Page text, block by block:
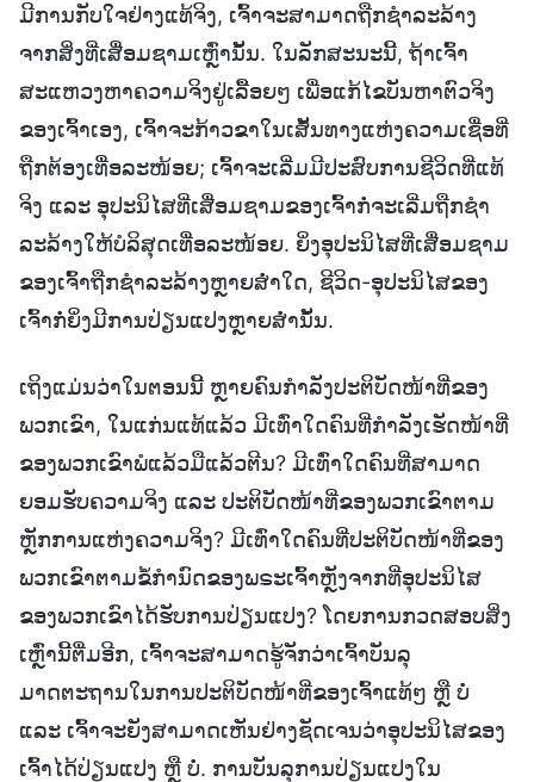
ມີການກັບໃຈຢ່າງແທ້ຈິງ, ເຈົ້າຈະສາມາດຖືກຊໍາລະລ້າງ
ຈາກສິ່ງທີ່ເສື່ອມຊາມເຫຼົ່ານັ້ນ. ໃນລັກສະນະນີ້, ຖ້າເຈົ້າ
ສະແຫວງຫາຄວາມຈິງຢູ່ເລື້ອຍໆ ເພື່ອແກ້ໄຂບັນຫາຕົວຈິງ
ຂອງເຈົ້າເອງ, ເຈົ້າຈະກ້າວຂາໃນເສັ້ນທາງແຫ່ງຄວາມເຊື່ອທີ່
ຖືກຕ້ອງເທື່ອລະໜ້ອຍ; ເຈົ້າຈະເລີ່ມມີປະສົບການຊີວິດທີ່ແທ້
ຈິງ ແລະ ອຸປະນິໄສທີ່ເສື່ອມຊາມຂອງເຈົ້າກໍ່ຈະເລີ່ມຖືກຊໍາ
ລະລ້າງໃຫ້ບໍລິສຸດເທື່ອລະໜ້ອຍ. ຍິ່ງອຸປະນິໄສທີ່ເສື່ອມຊາມ
ຂອງເຈົ້າຖືກຊໍາລະລ້າງຫຼາຍສໍ່າໃດ, ຊີວິດ-ອຸປະນິໄສຂອງ
ເຈົ້າກໍ່ຍິ່ງມີການປ່ຽນແປງຫຼາຍສໍ່ານັ້ນ.
ເຖິງແມ່ນວ່າໃນຕອນນີ້ ຫຼາຍຄົນກຳລັງປະຕິບັດໜ້າທີ່ຂອງ
ພວກເຂົາ, ໃນແກ່ນແທ້ແລ້ວ ມີເທົ່າໃດຄົນທີ່ກຳລັງເຮັດໜ້າທີ່
ຂອງພວກເຂົາພໍແລ້ວມືແລ້ວຕີນ? ມີເທົ່າໃດຄົນທີ່ສາມາດ
ຍອມຮັບຄວາມຈິງ ແລະ ປະຕິບັດໜ້າທີ່ຂອງພວກເຂົາຕາມ
ຫຼັກການແຫ່ງຄວາມຈິງ? ມີເທົ່າໃດຄົນທີ່ປະຕິບັດໜ້າທີ່ຂອງ
ພວກເຂົາຕາມຂໍ້ກຳນົດຂອງພຣະເຈົ້າຫຼັງຈາກທີ່ອຸປະນິໄສ
ຂອງພວກເຂົາໄດ້ຮັບການປ່ຽນແປງ? ໂດຍການກວດສອບສິ່ງ
ເຫຼົ່ານີ້ຕື່ມອີກ, ເຈົ້າຈະສາມາດຮູ້ຈັກວ່າເຈົ້າບັນລຸ
ມາດຕະຖານໃນການປະຕິບັດໜ້າທີ່ຂອງເຈົ້າແທ້ໆ ຫຼື ບໍ່
ແລະ ເຈົ້າຈະຍັງສາມາດເຫັນຢ່າງຊັດເຈນວ່າອຸປະນິໄສຂອງ
ເຈົ້າໄດ້ປ່ຽນແປງ ຫຼື ບໍ່. ການບັນລຸການປ່ຽນແປງໃນ